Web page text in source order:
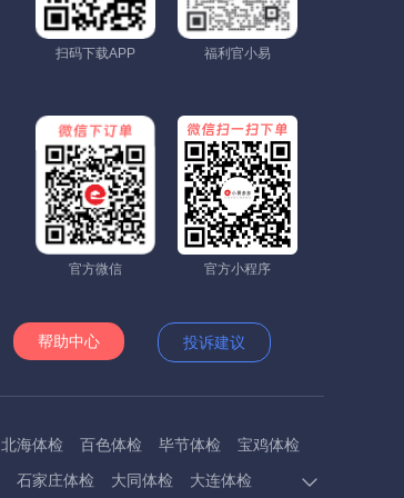
扫码下载APP 福利官小易
官方微信 官方小程序
帮助中心 投诉建议
北海体检 百色体检 毕节体检
宝鸡体检
石家庄体检 大同体检 大连体检